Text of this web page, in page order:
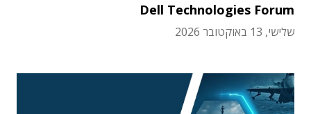
Dell Technologies Forum
שלישי, 13 באוקטובר 2026